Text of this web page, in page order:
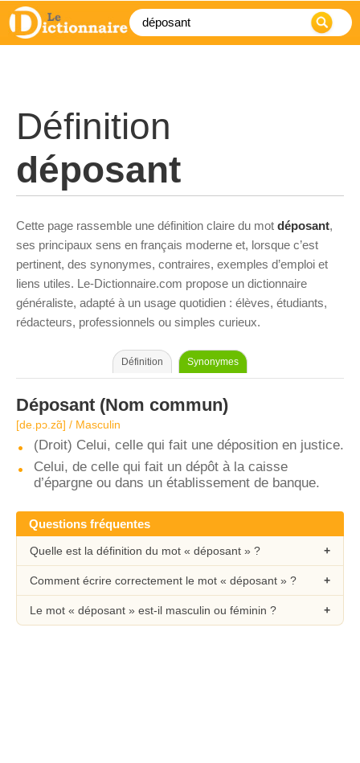
Définition
déposant
Cette page rassemble une définition claire du mot déposant,
ses principaux sens en français moderne et, lorsque c’est
pertinent, des synonymes, contraires, exemples d’emploi et
liens utiles. Le-Dictionnaire.com propose un dictionnaire
généraliste, adapté à un usage quotidien : élèves, étudiants,
rédacteurs, professionnels ou simples curieux.
Définition Synonymes
Déposant (Nom commun)
[de.pɔ.zɑ̃] / Masculin
(Droit) Celui, celle qui fait une déposition en justice.
Celui, de celle qui fait un dépôt à la caisse
d’épargne ou dans un établissement de banque.
Questions fréquentes
Quelle est la définition du mot « déposant » ?
Comment écrire correctement le mot « déposant » ?
Le mot « déposant » est-il masculin ou féminin ?